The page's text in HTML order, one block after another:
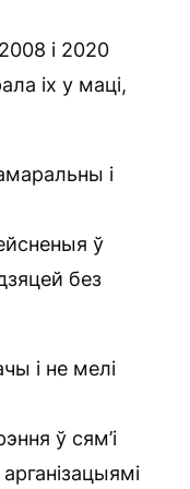
і 2020
іх у маці,
і
ў
без
і не мелі
ў сям’і